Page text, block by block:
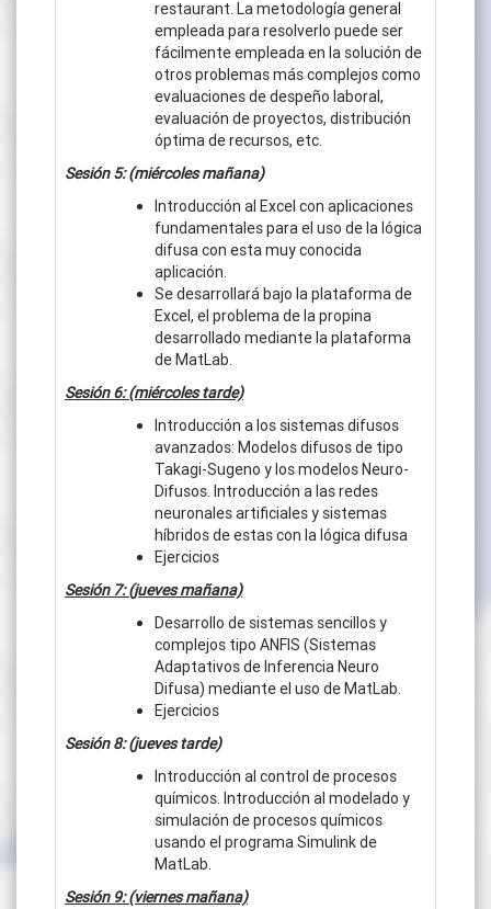
restaurant. La metodología general
empleada para resolverlo puede ser
fácilmente empleada en la solución de
otros problemas más complejos como
evaluaciones de despeño laboral,
evaluación de proyectos, distribución
óptima de recursos, etc.
Sesión 5: (miércoles mañana)
Introducción al Excel con aplicaciones
fundamentales para el uso de la lógica
difusa con esta muy conocida
aplicación.
Se desarrollará bajo la plataforma de
Excel, el problema de la propina
desarrollado mediante la plataforma
de MatLab.
Sesión 6: (miércoles tarde)
Introducción a los sistemas difusos
avanzados: Modelos difusos de tipo
Takagi-Sugeno y los modelos Neuro-
Difusos. Introducción a las redes
neuronales artificiales y sistemas
híbridos de estas con la lógica difusa
Ejercicios
Sesión 7: (jueves mañana)
Desarrollo de sistemas sencillos y
complejos tipo ANFIS (Sistemas
Adaptativos de Inferencia Neuro
Difusa) mediante el uso de MatLab.
Ejercicios
Sesión 8: (jueves tarde)
Introducción al control de procesos
químicos. Introducción al modelado y
simulación de procesos químicos
usando el programa Simulink de
MatLab.
Sesión 9: (viernes mañana)